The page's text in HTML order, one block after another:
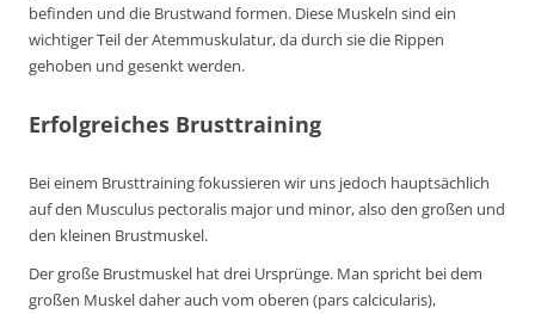
befinden und die Brustwand formen. Diese Muskeln sind ein
wichtiger Teil der Atemmuskulatur, da durch sie die Rippen
gehoben und gesenkt werden.
Erfolgreiches Brusttraining
Bei einem Brusttraining fokussieren wir uns jedoch hauptsächlich
auf den Musculus pectoralis major und minor, also den großen und
den kleinen Brustmuskel.
Der große Brustmuskel hat drei Ursprünge. Man spricht bei dem
großen Muskel daher auch vom oberen (pars calcicularis),